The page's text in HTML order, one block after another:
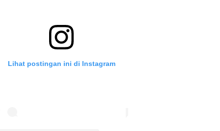
Lihat postingan ini di Instagram